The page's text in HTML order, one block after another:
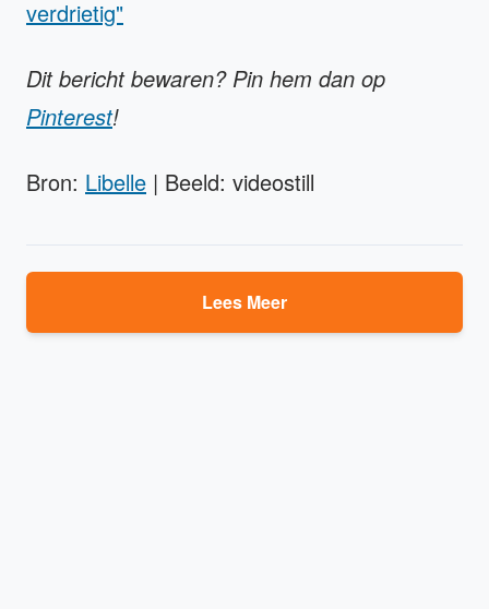
verdrietig"
Dit bericht bewaren? Pin hem dan op
Pinterest!
Bron: Libelle | Beeld: videostill
Lees Meer